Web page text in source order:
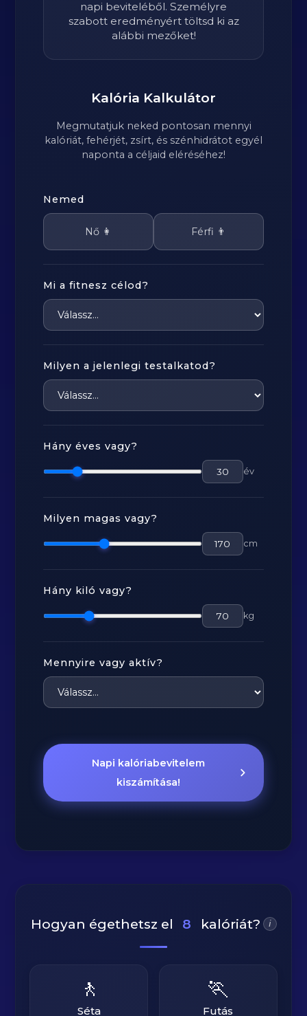
napi beviteléből. Személyre
szabott eredményért töltsd ki az
alábbi mezőket!
Kalória Kalkulátor
Megmutatjuk neked pontosan mennyi
kalóriát, fehérjét, zsírt, és szénhidrátot egyél
naponta a céljaid eléréséhez!
Nemed
Nő 👩 Férfi 👨
Mi a fitnesz célod?
Milyen a jelenlegi testalkatod?
Hány éves vagy?
év
Milyen magas vagy?
cm
Hány kiló vagy?
kg
Mennyire vagy aktív?
Napi kalóriabevitelem
kiszámítása!
Hogyan égethetsz el 8 kalóriát? i
🚶
Séta
🏃
Futás